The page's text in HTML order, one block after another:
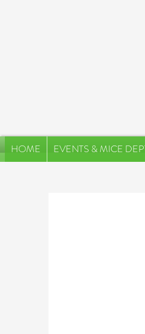
HOME EVENTS & MICE